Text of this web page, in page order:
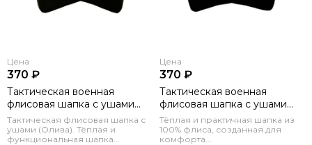
Цена
370 ₽
Тактическая военная
флисовая шапка с ушами
Олива
Тактическая флисовая шапка с
ушами (Олива). Тёплая и
функциональная шапка...
Цена
370 ₽
Тактическая военная
флисовая шапка с ушами
Черный
Тёплая и практичная шапка из
100% флиса, созданная для
комфорта...